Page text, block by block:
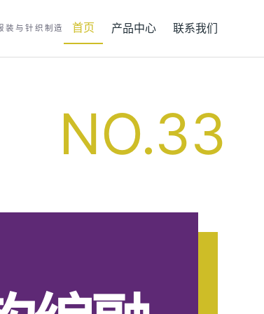
装与针织制造 首页 产品中心 联系我们
NO.33